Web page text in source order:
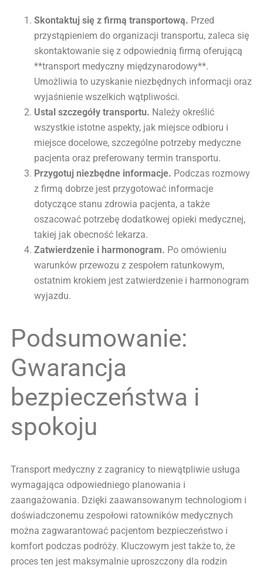
Skontaktuj się z firmą transportową. Przed
przystąpieniem do organizacji transportu, zaleca się
skontaktowanie się z odpowiednią firmą oferującą
**transport medyczny międzynarodowy**.
Umożliwia to uzyskanie niezbędnych informacji oraz
wyjaśnienie wszelkich wątpliwości.
Ustal szczegóły transportu. Należy określić
wszystkie istotne aspekty, jak miejsce odbioru i
miejsce docelowe, szczególne potrzeby medyczne
pacjenta oraz preferowany termin transportu.
Przygotuj niezbędne informacje. Podczas rozmowy
z firmą dobrze jest przygotować informacje
dotyczące stanu zdrowia pacjenta, a także
oszacować potrzebę dodatkowej opieki medycznej,
takiej jak obecność lekarza.
Zatwierdzenie i harmonogram. Po omówieniu
warunków przewozu z zespołem ratunkowym,
ostatnim krokiem jest zatwierdzenie i harmonogram
wyjazdu.
Podsumowanie:
Gwarancja
bezpieczeństwa i
spokoju
Transport medyczny z zagranicy to niewątpliwie usługa
wymagająca odpowiedniego planowania i
zaangażowania. Dzięki zaawansowanym technologiom i
doświadczonemu zespołowi ratowników medycznych
można zagwarantować pacjentom bezpieczeństwo i
komfort podczas podróży. Kluczowym jest także to, że
proces ten jest maksymalnie uproszczony dla rodzin